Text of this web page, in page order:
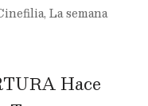
, La semana
Hace